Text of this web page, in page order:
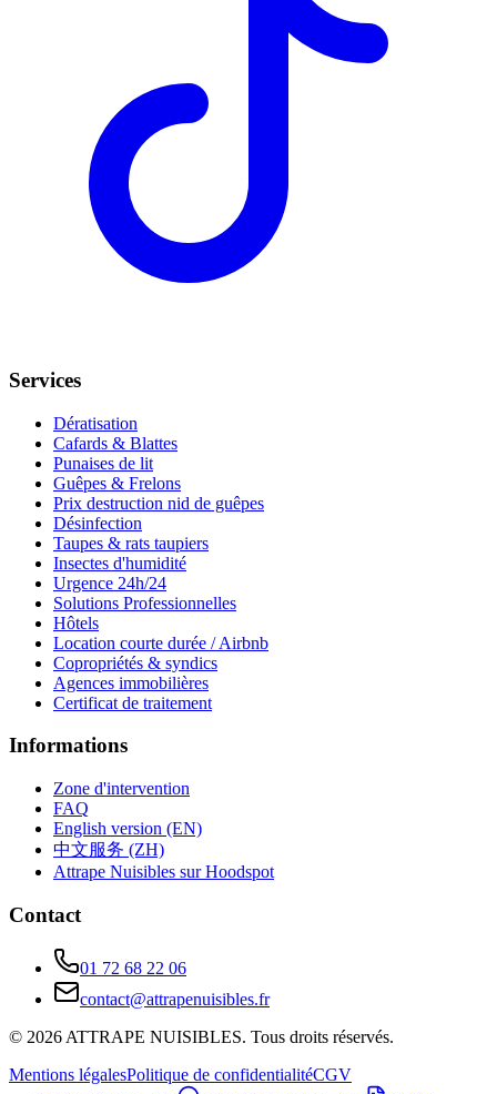
Services
Dératisation
Cafards & Blattes
Punaises de lit
Guêpes & Frelons
Prix destruction nid de guêpes
Désinfection
Taupes & rats taupiers
Insectes d'humidité
Urgence 24h/24
Solutions Professionnelles
Hôtels
Location courte durée / Airbnb
Copropriétés & syndics
Agences immobilières
Certificat de traitement
Informations
Zone d'intervention
FAQ
English version (EN)
中文服务 (ZH)
Attrape Nuisibles sur Hoodspot
Contact
01 72 68 22 06
contact@attrapenuisibles.fr
© 2026ATTRAPE NUISIBLES. Tous droits réservés.
Mentions légalesPolitique de confidentialitéCGV